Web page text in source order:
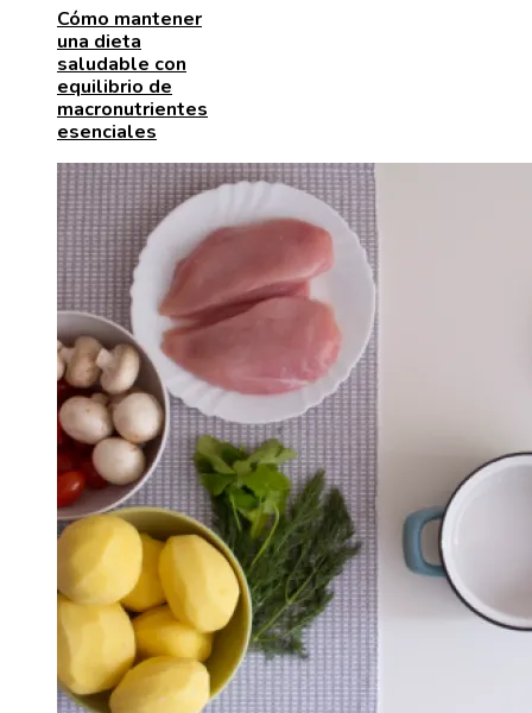
Cómo mantener
una dieta
saludable con
equilibrio de
macronutrientes
esenciales